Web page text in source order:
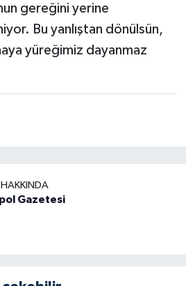
gereğini yerine
Bu yanlıştan dönülsün,
yüreğimiz dayanmaz
Gazetesi